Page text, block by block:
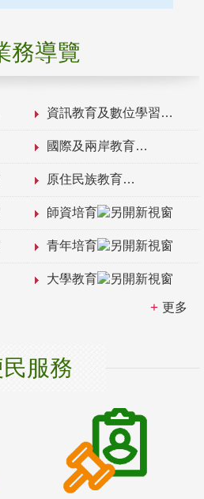
務導覽
資訊教育及數位學習
國際及兩岸教育
原住民族教育
師資培育
青年培育
大學教育
更多
服務